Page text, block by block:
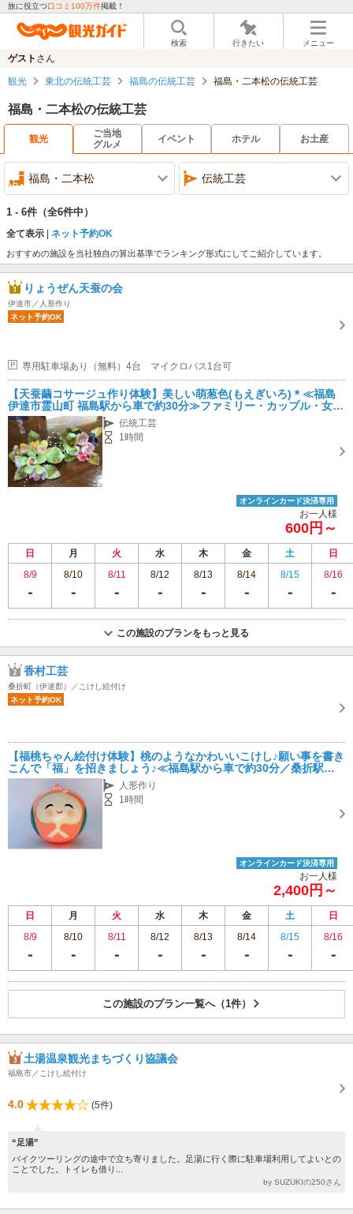
旅に役立つ口コミ100万件掲載！
検索 行きたい メニュー
ゲスト さん
観光 東北の伝統工芸 福島の伝統工芸 福島・二本松の伝統工芸
福島・二本松の伝統工芸
観光
ご当地
グルメ
イベント ホテル お土産
福島・二本松 伝統工芸
1 - 6件 （全6件中）
全て表示 ネット予約OK
おすすめの施設を当社独自の算出基準でランキング形式にしてご紹介しています。
りょうぜん天蚕の会
伊達市／人形作り
ネット予約OK
専用駐車場あり（無料）4台 マイクロバス1台可
【天蚕繭コサージュ作り体験】美しい萌葱色(もえぎいろ)＊≪福島
伊達市霊山町 福島駅から車で約30分≫ファミリー・カップル・女性
におすすめ！
伝統工芸
1時間
オンラインカード決済専用
お一人様
600円～
日 月 火 水 木 金 土
日
8/9
8/10 8/11 8/12 8/13 8/14 8/15 8/16
この施設のプランをもっと見る
香村工芸
桑折町（伊達郡）／こけし絵付け
ネット予約OK
【福桃ちゃん絵付け体験】桃のようなかわいいこけし♪願い事を書き
こんで「福」を招きましょう♪≪福島駅から車で約30分／桑折駅か
ら徒歩20分≫
人形作り
1時間
オンラインカード決済専用
お一人様
2,400円～
日 月 火 水 木 金 土
日
8/9
8/10 8/11 8/12 8/13 8/14 8/15 8/16
この施設のプラン一覧へ（1件）
土湯温泉観光まちづくり協議会
福島市／こけし絵付け
4.0 (5件)
“足湯”
バイクツーリングの途中で立ち寄りました。足湯に行く際に駐車場利用してよいとの
ことでした。トイレも借り...
by SUZUKIの250さん